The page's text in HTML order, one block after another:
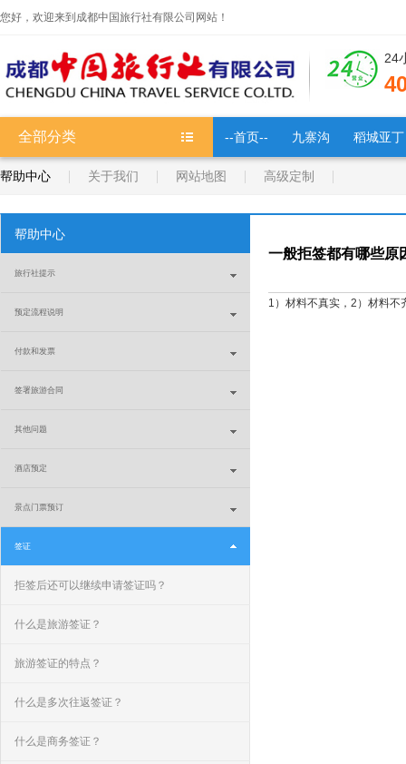
您好，欢迎来到成都中国旅行社有限公司网站！
24
全部分类 --首页-- 九寨沟 稻城亚丁
帮助中心 关于我们 网站地图 高级定制
帮助中心
旅行社提示
预定流程说明
付款和发票
签署旅游合同
其他问题
酒店预定
景点门票预订
签证
拒签后还可以继续申请签证吗？
什么是旅游签证？
旅游签证的特点？
什么是多次往返签证？
什么是商务签证？
一般拒签都有哪些原
1）材料不真实，2）材料不